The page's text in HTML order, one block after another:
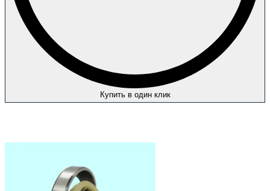
Купить в один клик